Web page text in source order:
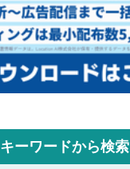
キーワードから検索